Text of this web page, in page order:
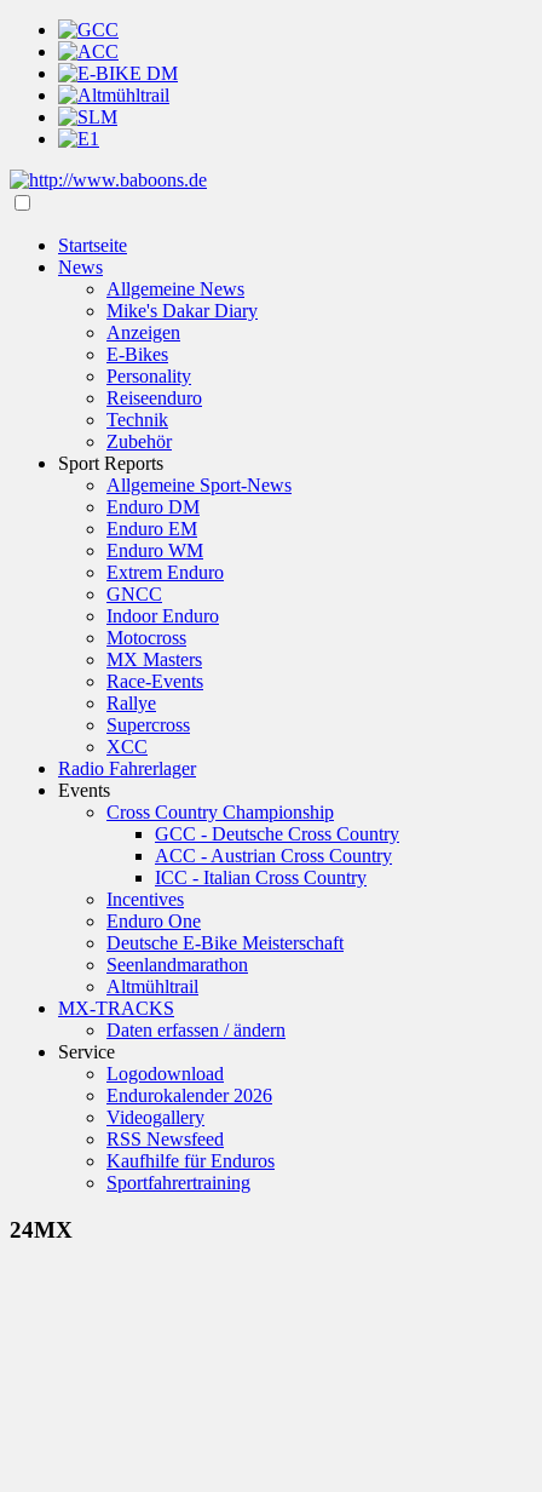
Startseite
News
Allgemeine News
Mike's Dakar Diary
Anzeigen
E-Bikes
Personality
Reiseenduro
Technik
Zubehör
Sport Reports
Allgemeine Sport-News
Enduro DM
Enduro EM
Enduro WM
Extrem Enduro
GNCC
Indoor Enduro
Motocross
MX Masters
Race-Events
Rallye
Supercross
XCC
Radio Fahrerlager
Events
Cross Country Championship
GCC - Deutsche Cross Country
ACC - Austrian Cross Country
ICC - Italian Cross Country
Incentives
Enduro One
Deutsche E-Bike Meisterschaft
Seenlandmarathon
Altmühltrail
MX-TRACKS
Daten erfassen / ändern
Service
Logodownload
Endurokalender 2026
Videogallery
RSS Newsfeed
Kaufhilfe für Enduros
Sportfahrertraining
24MX